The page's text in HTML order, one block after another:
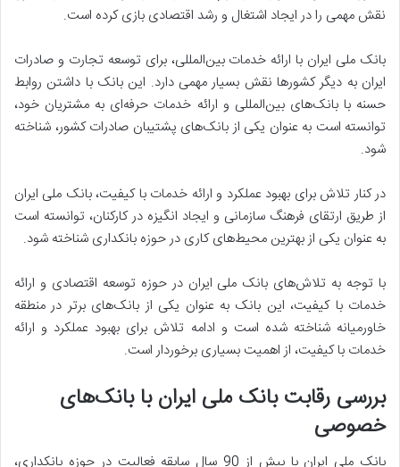
نقش مهمی را در ایجاد اشتغال و رشد اقتصادی بازی کرده است.
بانک ملی ایران با ارائه خدمات بین‌المللی، برای توسعه تجارت و صادرات
ایران به دیگر کشورها نقش بسیار مهمی دارد. این بانک با داشتن روابط
حسنه با بانک‌های بین‌المللی و ارائه خدمات حرفه‌ای به مشتریان خود،
توانسته است به عنوان یکی از بانک‌های پشتیبان صادرات کشور، شناخته
شود.
در کنار تلاش برای بهبود عملکرد و ارائه خدمات با کیفیت، بانک ملی ایران
از طریق ارتقای فرهنگ سازمانی و ایجاد انگیزه در کارکنان، توانسته است
به عنوان یکی از بهترین محیط‌های کاری در حوزه بانکداری شناخته شود.
با توجه به تلاش‌های بانک ملی ایران در حوزه توسعه اقتصادی و ارائه
خدمات با کیفیت، این بانک به عنوان یکی از بانک‌های برتر در منطقه
خاورمیانه شناخته شده است و ادامه تلاش برای بهبود عملکرد و ارائه
خدمات با کیفیت، از اهمیت بسیاری برخوردار است.
بررسی رقابت بانک ملی ایران با بانک‌های
خصوصی
بانک ملی ایران با بیش از 90 سال سابقه فعالیت در حوزه بانکداری،